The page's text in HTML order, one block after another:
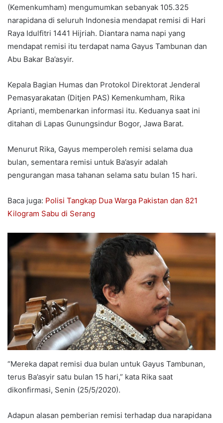
(Kemenkumham) mengumumkan sebanyak 105.325
narapidana di seluruh Indonesia mendapat remisi di Hari
Raya Idulfitri 1441 Hijriah. Diantara nama napi yang
mendapat remisi itu terdapat nama Gayus Tambunan dan
Abu Bakar Ba’asyir.
Kepala Bagian Humas dan Protokol Direktorat Jenderal
Pemasyarakatan (Ditjen PAS) Kemenkumham, Rika
Aprianti, membenarkan informasi itu. Keduanya saat ini
ditahan di Lapas Gunungsindur Bogor, Jawa Barat.
Menurut Rika, Gayus memperoleh remisi selama dua
bulan, sementara remisi untuk Ba’asyir adalah
pengurangan masa tahanan selama satu bulan 15 hari.
Baca juga: Polisi Tangkap Dua Warga Pakistan dan 821
Kilogram Sabu di Serang
“Mereka dapat remisi dua bulan untuk Gayus Tambunan,
terus Ba’asyir satu bulan 15 hari,” kata Rika saat
dikonfirmasi, Senin (25/5/2020).
Adapun alasan pemberian remisi terhadap dua narapidana